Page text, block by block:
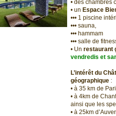
• des chambres
• un Espace
••• 1 piscine
••• sauna,
••• hammam
••• salle de
• Un restaurant
vendredis et
L’intérêt du
géographique :
• à 35 km de
• à 4km de
ainsi que les
• à 25km